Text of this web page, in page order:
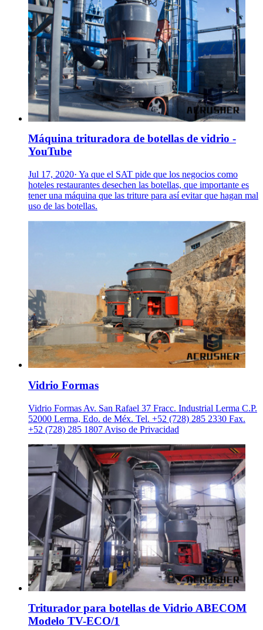
Máquina trituradora de botellas de vidrio -
YouTube
Jul 17, 2020· Ya que el SAT pide que los negocios como
hoteles restaurantes desechen las botellas, que importante es
tener una máquina que las triture para así evitar que hagan mal
uso de las botellas.
Vidrio Formas
Vidrio Formas Av. San Rafael 37 Fracc. Industrial Lerma C.P.
52000 Lerma, Edo. de Méx. Tel. +52 (728) 285 2330 Fax.
+52 (728) 285 1807 Aviso de Privacidad
Triturador para botellas de Vidrio ABECOM
Modelo TV-ECO/1